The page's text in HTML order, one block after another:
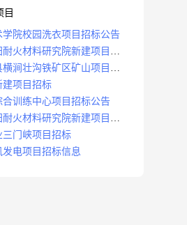
目
院校园洗衣项目招标公告
火材料研究院新建项目招
涧壮沟铁矿区矿山项目招
建项目招标
训练中心项目招标公告
火材料研究院新建项目招
门峡项目招标
电项目招标信息